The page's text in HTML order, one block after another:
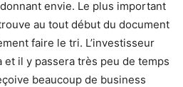
envie. Le plus important
au tout début du document
faire le tri. L’investisseur
il y passera très peu de temps
beaucoup de business